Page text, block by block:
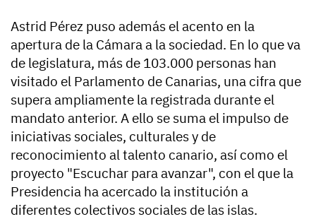
Astrid Pérez puso además el acento en la
apertura de la Cámara a la sociedad. En lo que va
de legislatura, más de 103.000 personas han
visitado el Parlamento de Canarias, una cifra que
supera ampliamente la registrada durante el
mandato anterior. A ello se suma el impulso de
iniciativas sociales, culturales y de
reconocimiento al talento canario, así como el
proyecto "Escuchar para avanzar", con el que la
Presidencia ha acercado la institución a
diferentes colectivos sociales de las islas.